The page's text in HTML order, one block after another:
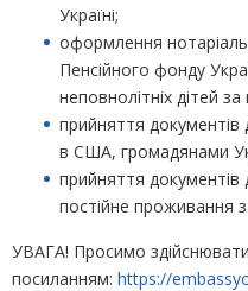
Україні;
оформлення
Пенсійного фонду
неповнолітніх дітей
прийняття документів
в США, громадянами
прийняття
постійне проживання
УВАГА! Просимо
посиланням: https://